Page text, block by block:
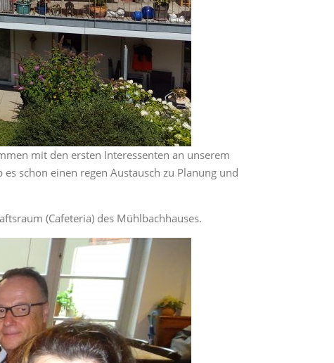
mit den ersten Interessenten an unserem
schon einen regen Austausch zu Planung und
(Cafeteria) des Mühlbachhauses.